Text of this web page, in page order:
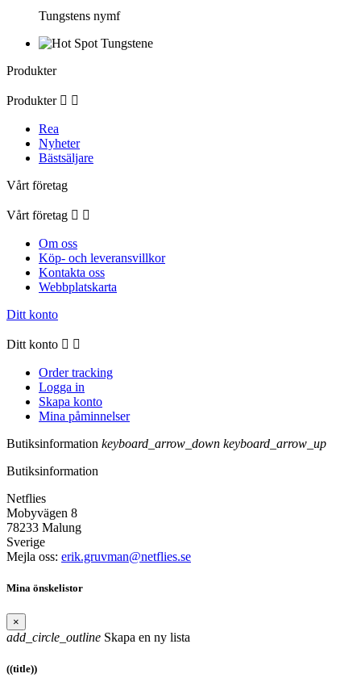
Tungstens nymf
Produkter
Produkter  
Rea
Nyheter
Bästsäljare
Vårt företag
Vårt företag  
Om oss
Köp- och leveransvillkor
Kontakta oss
Webbplatskarta
Ditt konto
Ditt konto  
Order tracking
Logga in
Skapa konto
Mina påminnelser
Butiksinformation keyboard_arrow_down keyboard_arrow_up
Butiksinformation
Netflies
Mobyvägen 8
78233 Malung
Sverige
Mejla oss: erik.gruvman@netflies.se
Mina önskelistor
×
add_circle_outline Skapa en ny lista
((title))